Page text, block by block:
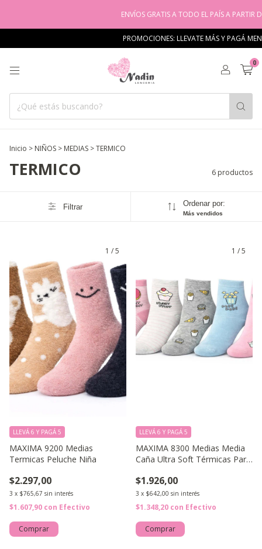
ENVÍOS GRATIS A TODO EL PAÍS A PARTIR
PROMOCIONES: LLEVATE MÁS Y PAGÁ
0
Inicio > NIÑOS > MEDIAS >TERMICO
TERMICO 6 productos
Filtrar Ordenar por:
Más vendidos
1 /5
MAXIMA 9200 Medias
Termicas Peluche Niña
$2.297,00
3 x $765,67 sin interés
LLEVÁ 6 Y PAGÁ 5
$1.607,90 con Efectivo
Comprar
1 /5
MAXIMA 8300 Medias Media
Caña Ultra Soft Térmicas Para
$1.926,00
3 x $642,00 sin interés
LLEVÁ 6 Y PAGÁ 5
$1.348,20 con Efectivo
Comprar